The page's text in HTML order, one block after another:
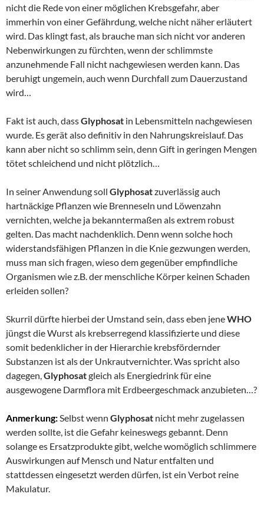
nicht die Rede von einer möglichen Krebsgefahr, aber
immerhin von einer Gefährdung, welche nicht näher erläutert
wird. Das klingt fast, als brauche man sich nicht vor anderen
Nebenwirkungen zu fürchten, wenn der schlimmste
anzunehmende Fall nicht nachgewiesen werden kann. Das
beruhigt ungemein, auch wenn Durchfall zum Dauerzustand
wird…
Fakt ist auch, dassGlyphosat in Lebensmitteln nachgewiesen
wurde. Es gerät also definitiv in den Nahrungskreislauf. Das
kann aber nicht so schlimm sein, denn Gift in geringen Mengen
tötet schleichend und nicht plötzlich…
In seiner Anwendung soll Glyphosatzuverlässig auch
hartnäckige Pflanzen wie Brenneseln und Löwenzahn
vernichten, welche ja bekanntermaßen als extrem robust
gelten. Das macht nachdenklich. Denn wenn solche hoch
widerstandsfähigen Pflanzen in die Knie gezwungen werden,
muss man sich fragen, wieso dem gegenüber empfindliche
Organismen wie z.B. der menschliche Körper keinen Schaden
erleiden sollen?
Skurril dürfte hierbei der Umstand sein, dass eben jeneWHO
jüngst die Wurst als krebserregend klassifizierte und diese
somit bedenklicher in der Hierarchie krebsfördernder
Substanzen ist als der Unkrautvernichter. Was spricht also
dagegen,Glyphosatgleich als Energiedrink für eine
ausgewogene Darmflora mit Erdbeergeschmack anzubieten…?
Anmerkung:Selbst wenn Glyphosat nicht mehr zugelassen
werden sollte, ist die Gefahr keineswegs gebannt. Denn
solange es Ersatzprodukte gibt, welche womöglich schlimmere
Auswirkungen auf Mensch und Natur entfalten und
stattdessen eingesetzt werden dürfen, ist ein Verbot reine
Makulatur.